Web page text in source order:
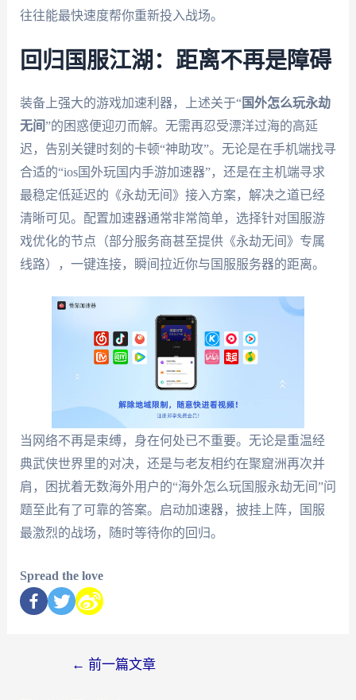
往往能最快速度帮你重新投入战场。
回归国服江湖：距离不再是障碍
装备上强大的游戏加速利器，上述关于“国外怎么玩永劫
无间 ”的困惑便迎刃而解。无需再忍受漂洋过海的高延
迟，告别关键时刻的卡顿“神助攻”。无论是在手机端找寻
合适的“ios国外玩国内手游加速器”，还是在主机端寻求
最稳定低延迟的《永劫无间》接入方案，解决之道已经
清晰可见。配置加速器通常非常简单，选择针对国服游
戏优化的节点（部分服务商甚至提供《永劫无间》专属
线路），一键连接，瞬间拉近你与国服服务器的距离。
当网络不再是束缚，身在何处已不重要。无论是重温经
典武侠世界里的对决，还是与老友相约在聚窟洲再次并
肩，困扰着无数海外用户的“海外怎么玩国服永劫无间”问
题至此有了可靠的答案。启动加速器，披挂上阵，国服
最激烈的战场，随时等待你的回归。
Spread the love
← 前一篇文章